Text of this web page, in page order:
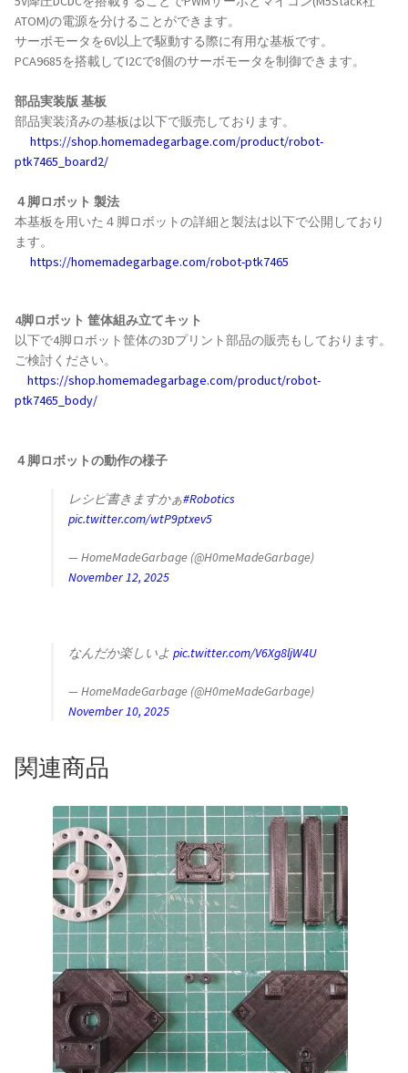
ATOM)の電源を分けることができます。
サーボモータを6V以上で駆動する際に有用な基板です。
PCA9685を搭載してI2Cで8個のサーボモータを制御できます。
部品実装版 基板
部品実装済みの基板は以下で販売しております。
https://shop.homemadegarbage.com/product/robot-
ptk7465_board2/
４脚ロボット 製法
本基板を用いた４脚ロボットの詳細と製法は以下で公開しており
ます。
https://homemadegarbage.com/robot-ptk7465
4脚ロボット 筐体組み立てキット
以下で4脚ロボット筐体の3Dプリント部品の販売もしております。
ご検討ください。
https://shop.homemadegarbage.com/product/robot-
ptk7465_body/
４脚ロボットの動作の様子
レシピ書きますかぁ#Robotics
pic.twitter.com/wtP9ptxev5
— HomeMadeGarbage (@H0meMadeGarbage)
November 12, 2025
なんだか楽しいよ pic.twitter.com/V6Xg8ljW4U
— HomeMadeGarbage (@H0meMadeGarbage)
November 10, 2025
関連商品